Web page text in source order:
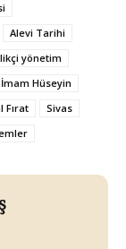
Alevi Tarihi
yönetim
İmam Hüseyin
Fırat
Sivas